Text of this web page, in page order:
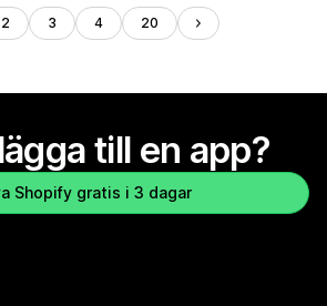
2 3 4 20
till en app?
Shopify gratis i 3 dagar